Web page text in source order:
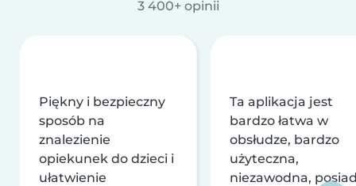
3 400+ opinii
Piękny i bezpieczny
sposób na
znalezienie
opiekunek do dzieci i
ułatwienie
Ta aplikacja jest
bardzo łatwa w
obsłudze, bardzo
użyteczna,
niezawodna,